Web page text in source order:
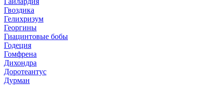
Гвоздика
Гелихризум
Георгины
Гиацинтовые бобы
Годеция
Гомфрена
Дихондра
Доротеантус
Дурман